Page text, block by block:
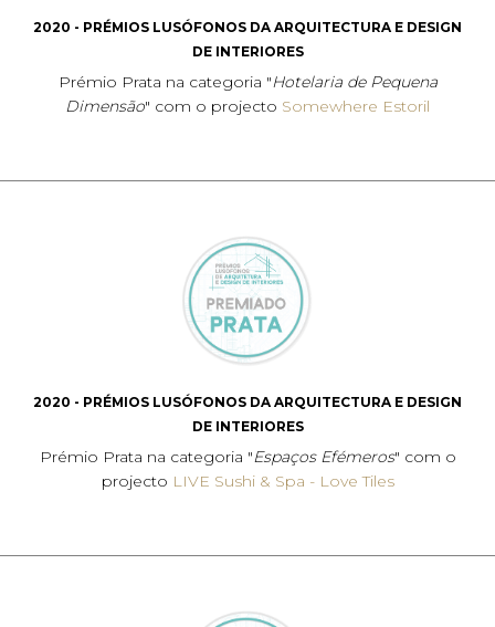
2020 - PRÉMIOS LUSÓFONOS DA ARQUITECTURA E DESIGN
DE INTERIORES
Prémio Prata na categoria "Hotelaria de Pequena
Dimensão" com o projecto Somewhere Estoril
2020 - PRÉMIOS LUSÓFONOS DA ARQUITECTURA E DESIGN
DE INTERIORES
Prémio Prata na categoria "Espaços Efémeros" com o
projecto LIVE Sushi & Spa - Love Tiles